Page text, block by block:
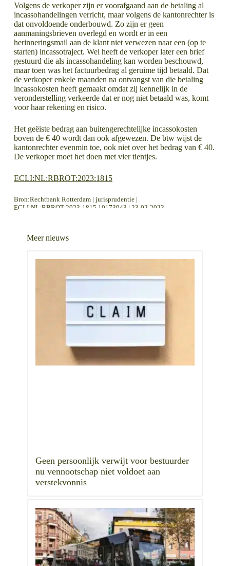
Volgens de verkoper zijn er voorafgaand aan de betaling al
incassohandelingen verricht, maar volgens de kantonrechter is
dat onvoldoende onderbouwd. Zo zijn er geen
aanmaningsbrieven overlegd en wordt er in een
herinneringsmail aan de klant niet verwezen naar een (op te
starten) incassotraject. Wel heeft de verkoper later een brief
gestuurd die als incassohandeling kan worden beschouwd,
maar toen was het factuurbedrag al geruime tijd betaald. Dat
de verkoper enkele maanden na ontvangst van die betaling
incassokosten heeft gemaakt omdat zij kennelijk in de
veronderstelling verkeerde dat er nog niet betaald was, komt
voor haar rekening en risico.
Het geëiste bedrag aan buitengerechtelijke incassokosten
boven de € 40 wordt dan ook afgewezen. De btw wijst de
kantonrechter evenmin toe, ook niet over het bedrag van € 40.
De verkoper moet het doen met vier tientjes.
ECLI:NL:RBROT:2023:1815
Bron:Rechtbank Rotterdam | jurisprudentie |
ECLI:NL:RBROT:2023:1815 10173943 | 23-02-2023
Meer nieuws
Geen persoonlijk verwijt voor bestuurder
nu vennootschap niet voldoet aan
verstekvonnis